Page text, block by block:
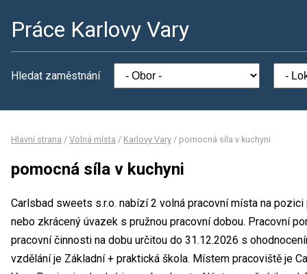
Práce Karlovy Vary
Hledat zaměstnání
Hlavní strana / Volná místa / Karlovy Vary / pomocná síla v kuchyni
pomocná síla v kuchyni
Carlsbad sweets s.r.o. nabízí 2 volná pracovní místa na
nebo zkrácený úvazek s pružnou pracovní dobou. Pracovní
pracovní činnosti na dobu určitou do 31.12.2026 s
vzdělání je Základní + praktická škola. Místem pracoviště je